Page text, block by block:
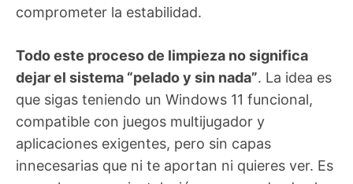
comprometer la estabilidad.
Todo este proceso de limpieza no significa
dejar el sistema “pelado y sin nada”. La idea es
que sigas teniendo un Windows 11 funcional,
compatible con juegos multijugador y
aplicaciones exigentes, pero sin capas
innecesarias que ni te aportan ni quieres ver. Es